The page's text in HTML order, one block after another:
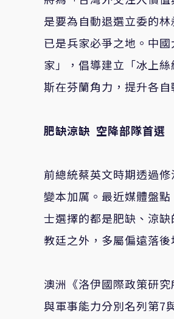
是要為自動退選立委的
已是兵家必爭之地。中
家」，倡導建立「冰上
斯在芬蘭角力，提升各
肥缺涼缺 空降部隊首選
前總統蔡英文時期透過
變本加厲。最近媒體盤
士選擇的都是肥缺、涼
教廷之外，多屬偏遠落
澳洲《洛伊國際政策研
與軍事能力分別名列第7